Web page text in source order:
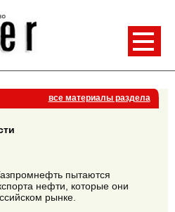
все материалы раздела
пытаются
нефти, которые они
рынке.